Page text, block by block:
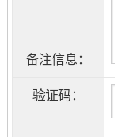
备注信息：
验证码：